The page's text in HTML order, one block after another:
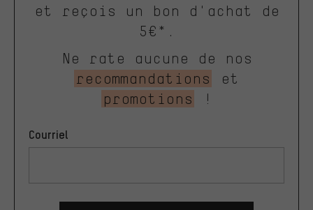
et reçois un bon d'achat de
5€*.
Ne rate aucune de nos
recommandations
et
promotions
!
Courriel